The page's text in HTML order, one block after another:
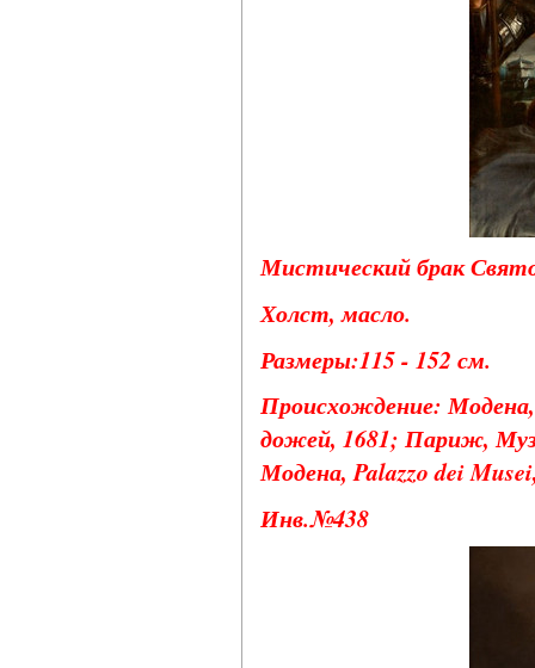
Мистический брак
Холст, масло.
Размеры:115 - 152 см.
Происхождение: Модена,
дожей, 1681; Париж,
Модена, Palazzo dei
Инв.№438